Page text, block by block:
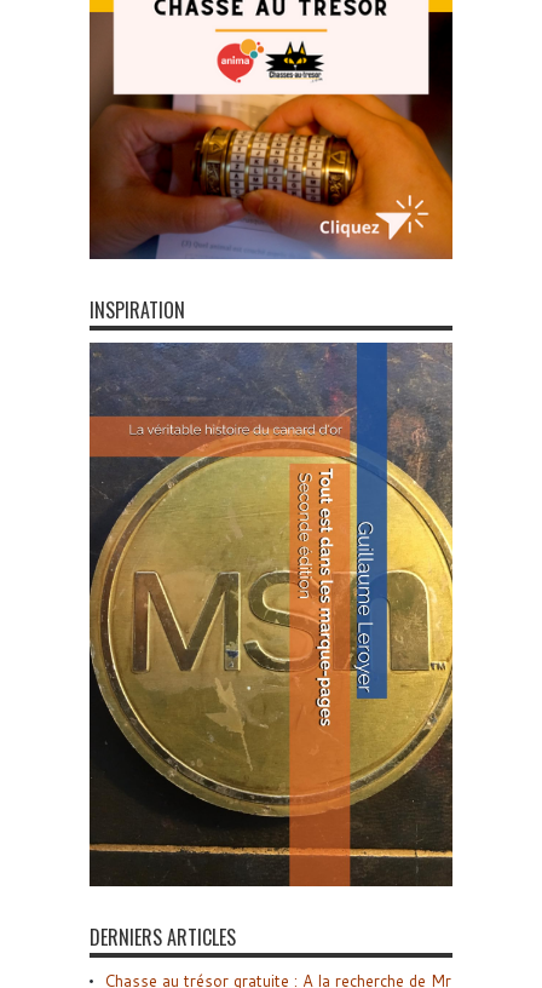
INSPIRATION
DERNIERS ARTICLES
Chasse au trésor gratuite : A la recherche de Mr